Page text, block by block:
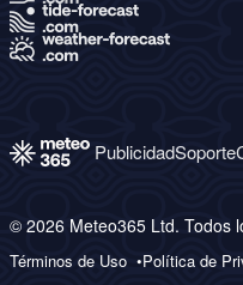
PublicidadSoporte
© 2026 Meteo365 Ltd. Todos
Términos de Uso Política de